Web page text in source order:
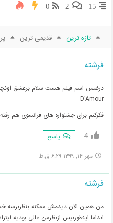
15
2
0
تازه ترین قدیمی ترین
فرشته
D’Amour
فکرکنم برای جشنواره های فرانسوی هم
4 پاسخ
مهر ۱۴, ۱۳۹۹ ۶:۲۹ ق.ظ
فرشته
من همین الان دیدمش ممکنه
انداما اینطورنیس ازنظرمن عالی بودیه